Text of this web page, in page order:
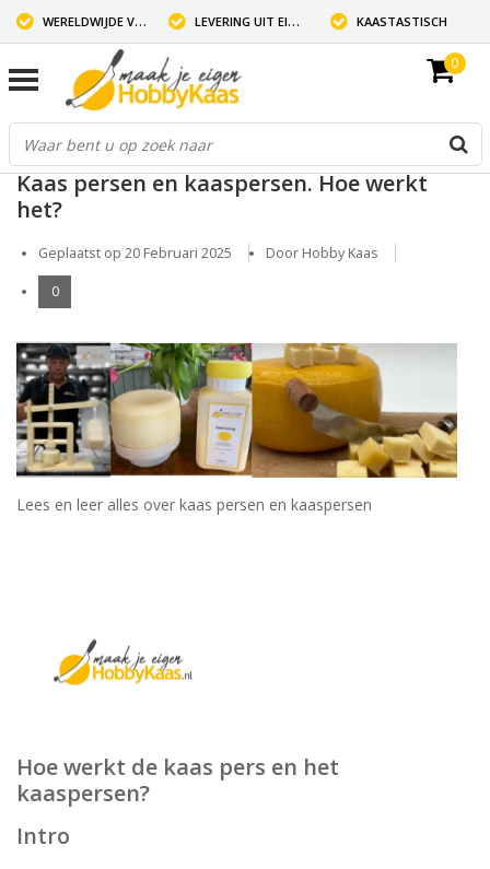
WERELDWIJDE VERZENDING LEVERING UIT EIGEN VOORRAAD KAASTASTISCH
0
Kaas persen en kaaspersen. Hoe werkt
het?
Geplaatst op 20 Februari 2025 Door Hobby Kaas
0
Lees en leer alles over kaas persen en kaaspersen
Hoe werkt de kaas pers en het
kaaspersen?
Intro